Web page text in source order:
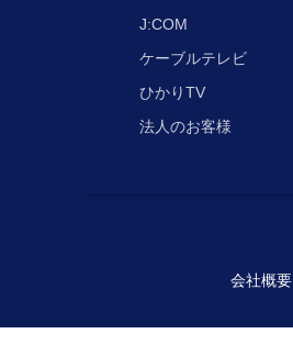
J:COM
ケーブルテレビ
ひかりTV
法人のお客様
会社概要